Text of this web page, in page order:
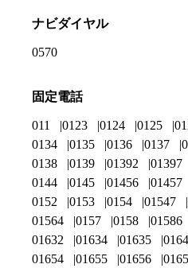
ナビダイヤル
0570
固定電話
011 0123 0124 0125
0134
0135 0136 0137
0138
0139 01392 01397
0144
0145 01456 01457
0152
0153 0154 01547
01564
0157 0158 01586
01632
01634 01635 0164
01654
01655 01656